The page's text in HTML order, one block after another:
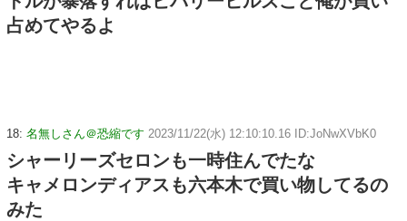
占めてやるよ
18: 名無しさん＠恐縮です 2023/11/22(水) 12:10:10.16 ID:JoNwXVbK0
シャーリーズセロンも一時住んでたな
キャメロンディアスも六本木で買い物してるの
みた